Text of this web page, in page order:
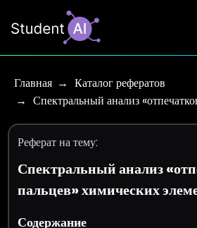
Главная
Каталог рефератов
Спектральный анализ
Реферат на тему:
Спектральный анализ
пальцев» химических
Содержание